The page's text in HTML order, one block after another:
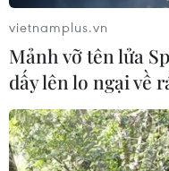
Hy Lạp không
không được
18/10/2016 04:20
vietnamplus.vn
Mảnh vỡ tên lửa
dấy lên lo ngại về